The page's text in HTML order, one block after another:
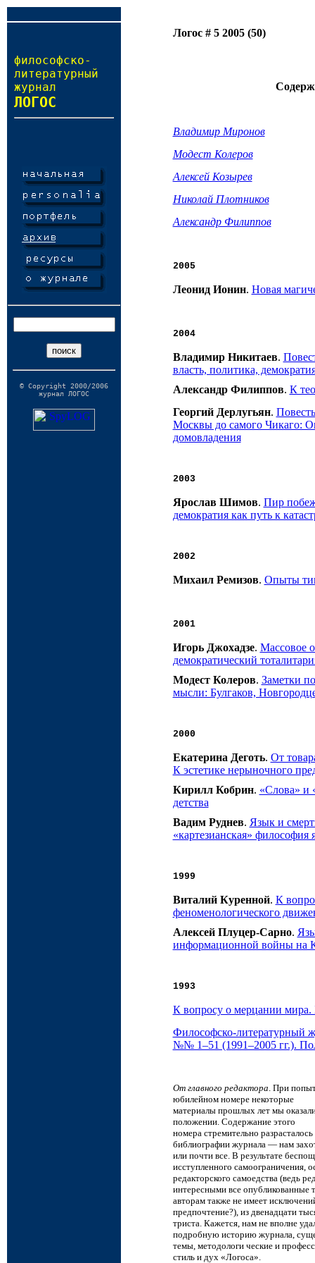
философско-
литературный
журнал
ЛОГОС
© Copyright 2000/2006
журнал ЛОГОС
Логос # 5 2005 (50)
Владимир Миронов
Модест Колеров
Алексей Козырев
Николай Плотников
Александр Филиппов
2005
Леонид Ионин. Новая
2004
Владимир Никитаев.
власть, политика,
Александр Филиппов. К
Георгий Дерлугьян.
Москвы до самого Чикаго:
домовладения
2003
Ярослав Шимов. Пир
демократия как путь к
2002
Михаил Ремизов. Опыты
2001
Игорь Джохадзе. Массовое
демократический
Модест Колеров. Заметки
мысли: Булгаков,
2000
Екатерина Деготь. От
К эстетике нерыночного
Кирилл Кобрин. «Слова» и
детства
Вадим Руднев. Язык и
«картезианская»
1999
Виталий Куренной. К
феноменологического
Алексей Плуцер-Сарно.
информационной войны на
1993
К вопросу о мерцании мира.
Философско-литературный
№№ 1–51 (1991–2005 гг.).
От главного редактора. При
юбилейном номере некоторые
материалы прошлых лет мы
положении. Содержание этого
номера стремительно
библиографии журнала — нам
или почти все. В результате
исступленного самоограничения,
редакторского самоедства (ведь
интересными все опубликованные
авторам также не имеет
предпочтение?), из двенадцати
триста. Кажется, нам не вполне
подробную историю журнала,
темы, методологи ческие и
стиль и дух «Логоса».